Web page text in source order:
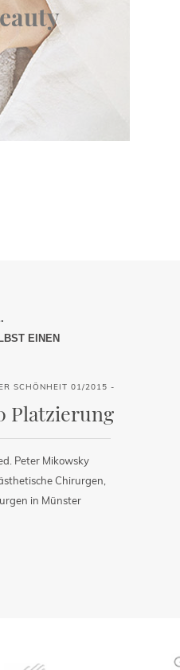
EINEN
SCHÖNHEIT 01/2015 -
Platzierung
Peter Mikowsky
Chirurgen,
in Münster